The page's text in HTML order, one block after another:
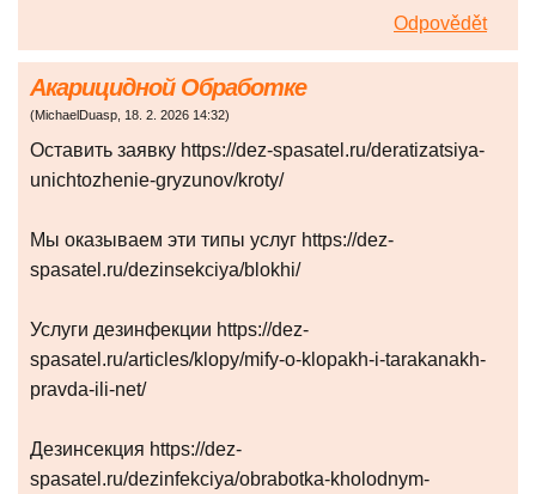
Odpovědět
Акарицидной Обработке
(MichaelDuasp, 18. 2. 2026 14:32)
Оставить заявку https://dez-spasatel.ru/deratizatsiya-
unichtozhenie-gryzunov/kroty/
Мы оказываем эти типы услуг https://dez-
spasatel.ru/dezinsekciya/blokhi/
Услуги дезинфекции https://dez-
spasatel.ru/articles/klopy/mify-o-klopakh-i-tarakanakh-
pravda-ili-net/
Дезинсекция https://dez-
spasatel.ru/dezinfekciya/obrabotka-kholodnym-